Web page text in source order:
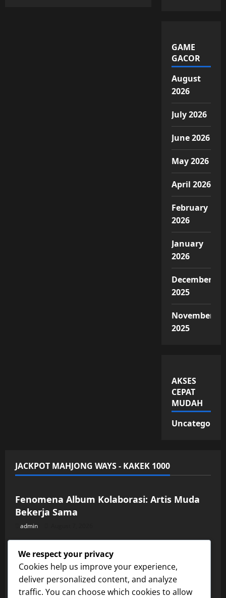
GAME
GACOR
August
2026
July 2026
June 2026
May 2026
April 2026
February
2026
January
2026
December
2025
November
2025
AKSES
CEPAT
MUDAH
JACKPOT MAHJONG WAYS - KAKEK 1000
Uncategorized
Fenomena Album Kolaborasi: Artis Muda
Bekerja Sama
admin
Uncategorized
Interaksi Artis dan Fans: Kisah Menarik di
Balik Lagu Hits
admin August 6, 2026
Uncategorized
We respect your privacy
Cookies help us improve your experience,
deliver personalized content, and analyze
traffic. You can choose which cookies to allow